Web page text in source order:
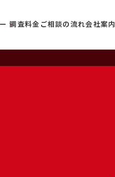
調査料金 ご相談の流れ会社案内